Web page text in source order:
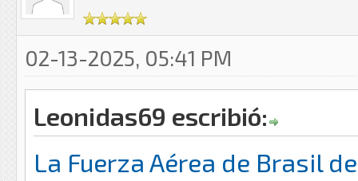
02-13-2025, 05:41 PM
Leonidas69 escribió:
La Fuerza Aérea de Brasil